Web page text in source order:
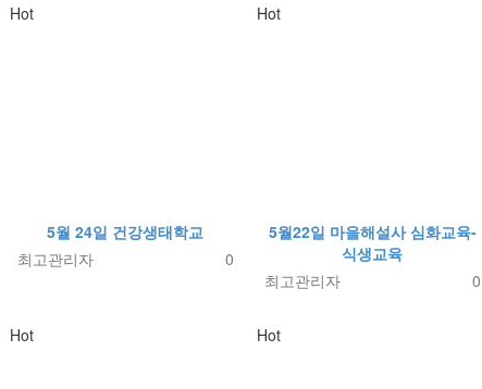
Hot
5월 24일 건강생태학교
최고관리자
0
Hot
5월22일 마을해설사 심화교육-
식생교육
최고관리자
0
Hot Hot